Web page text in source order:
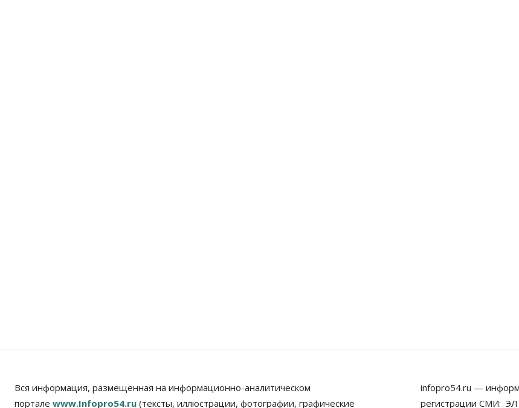
Вся информация, размещенная на информационно-аналитическом
портале www.Infopro54.ru (тексты, иллюстрации, фотографии, графические
infopro54.ru —
регистрации СМИ: